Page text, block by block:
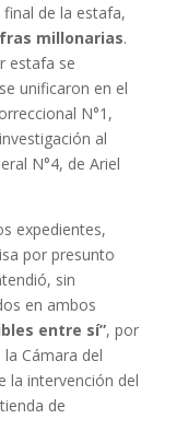
de la estafa,
millonarias.
estafa se
unificaron en el
N°1,
al
N°4, de Ariel
expedientes,
por presunto
sin
en ambos
entre sí”, por
Cámara del
la intervención del
de